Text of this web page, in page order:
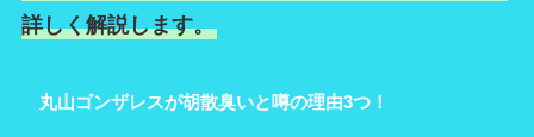
詳しく解説します。
丸山ゴンザレスが胡散臭いと噂の理由3つ！